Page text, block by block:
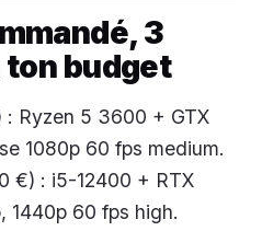
3
budget
Ryzen 5 3600 + GTX
1080p 60 fps medium.
€) : i5-12400 + RTX
1440p 60 fps high.